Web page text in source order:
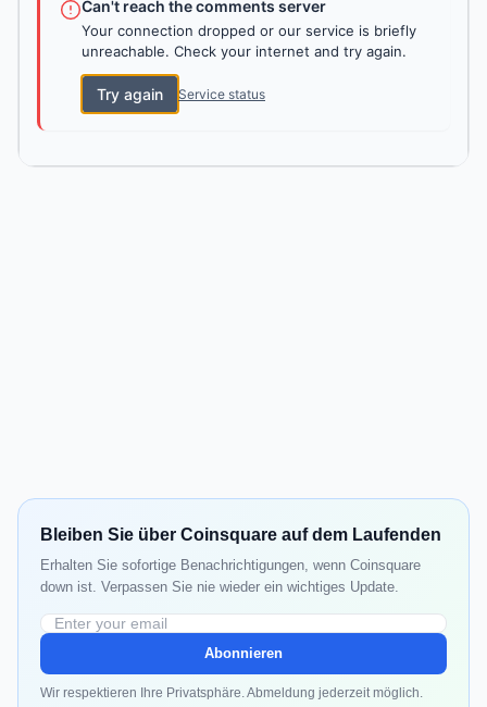
Can't reach the comments server
Your connection dropped or our service is briefly
unreachable. Check your internet and try again.
Try again Service status
Bleiben Sie über Coinsquare auf dem Laufenden
Erhalten Sie sofortige Benachrichtigungen, wenn Coinsquare
down ist. Verpassen Sie nie wieder ein wichtiges Update.
Abonnieren
Wir respektieren Ihre Privatsphäre. Abmeldung jederzeit möglich.